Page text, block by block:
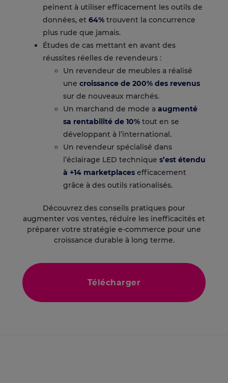
peinent à utiliser efficacement les outils de
données, et 64% trouvent la concurrence
plus rude que jamais.
Études de cas mettant en avant des
réussites réelles de revendeurs :
Un revendeur de meubles a réalisé
une croissance de 200% des revenus
sur de nouveaux marchés.
Un marchand de mode a augmenté
sa rentabilité de 10% tout en se
développant à l’international.
Un revendeur spécialisé dans
l’éclairage LED technique s’est étendu
à +14 marketplaces efficacement
grâce à des outils rationalisés.
Découvrez des conseils pratiques pour
augmenter vos ventes, réduire les inefficacités et
préparer votre stratégie e-commerce pour une
croissance durable à long terme.
Télécharger